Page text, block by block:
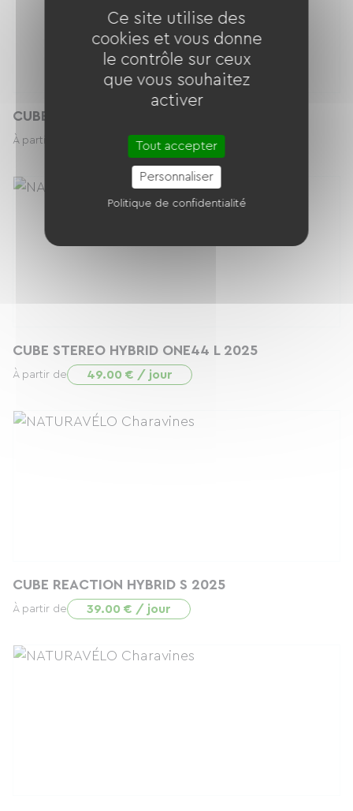
CUBE STEREO HYBRID ONE44 M 2025
À partir de 49.00 € / jour
CUBE STEREO HYBRID ONE44 L 2025
À partir de 49.00 € / jour
CUBE REACTION HYBRID S 2025
À partir de 39.00 € / jour
Ce site utilise des
cookies et vous donne
le contrôle sur ceux
que vous souhaitez
activer
Tout accepter
Personnaliser
Politique de confidentialité